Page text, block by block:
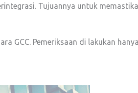
Tujuannya untuk
GCC. Pemeriksaan di lakukan